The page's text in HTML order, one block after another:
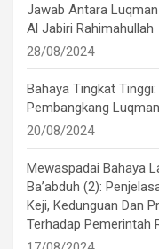
Jawab Antara
Al Jabiri Rahimahullah
28/08/2024
Bahaya Tingkat
Pembangkang
20/08/2024
Mewaspadai Bahaya
Ba’abduh (2):
Keji, Kedunguan Dan
Terhadap Pemerintah